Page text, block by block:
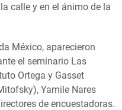
calle y en el ánimo de la
México, aparecieron
el seminario Las
Ortega y Gasset
Yamile Nares
de encuestadoras.